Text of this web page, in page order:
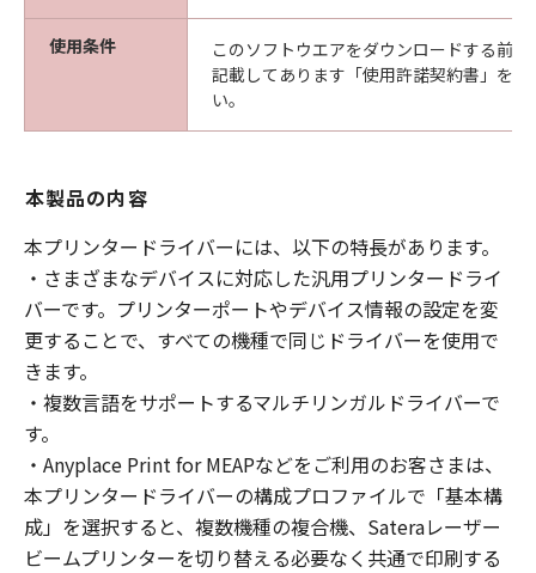
使用条件
このソフトウエアをダウンロードする前
記載してあります「使用許諾契約書」を
い。
本製品の内容
本プリンタードライバーには、以下の特長があります。
・さまざまなデバイスに対応した汎用プリンタードライ
バーです。プリンターポートやデバイス情報の設定を変
更することで、すべての機種で同じドライバーを使用で
きます。
・複数言語をサポートするマルチリンガルドライバーで
す。
・Anyplace Print for MEAPなどをご利用のお客さまは、
本プリンタードライバーの構成プロファイルで「基本構
成」を選択すると、複数機種の複合機、Sateraレーザー
ビームプリンターを切り替える必要なく共通で印刷する